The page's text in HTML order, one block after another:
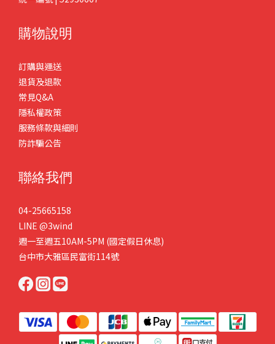
購物說明
訂購與運送
退貨及退款
常見Q&A
隱私權政策
服務條款與細則
防詐騙公告
聯絡我們
04-25665158
LINE @3wind
週一至週五10AM-5PM (國定假日休息)
台中市大雅區民富街114號